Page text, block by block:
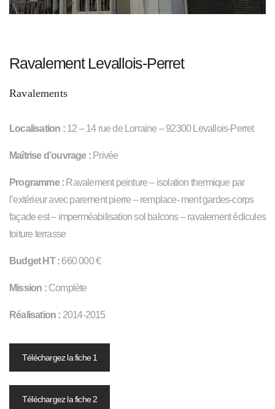
Ravalement Levallois-Perret
Ravalements
Localisation :12 – 14 rue de Lorraine – 92300 Levallois-Perret
Maîtrise d’ouvrage : Privée
Programme : Ravalement peinture – isolation thermique par
l’extérieur avec parement pierre – remplace- ment gardes-corps
façade est – imperméabilisation sol balcons – ravalement édicules
toiture terrasse
Budget HT : 660 000 €
Mission :Complète
Réalisation : 2014-2015
Téléchargez la fiche 1
Téléchargez la fiche 2